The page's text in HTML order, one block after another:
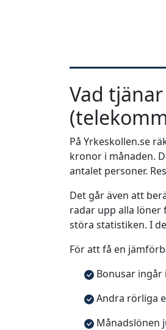
Vad
På Yrkeskollen.se
kronor i månaden.
antalet personer.
Det går även att
radar upp alla löner
störa statistiken. I
För att få en
Bonusar ingår
Andra rörliga
Månadslönen